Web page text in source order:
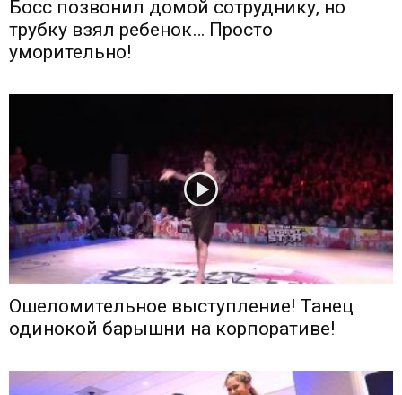
Босс позвонил домой сотруднику, но
трубку взял ребенок… Просто
уморительно!
Ошеломительное выступление! Танец
одинокой барышни на корпоративе!